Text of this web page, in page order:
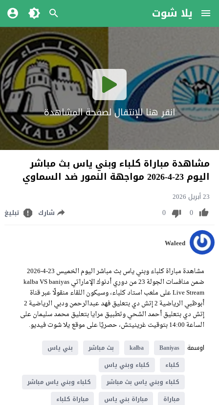
يلا شوت
انقر هنا للإنتقال لصفحة المشاهدة
مشاهدة مباراة كلباء وبني ياس بث مباشر
اليوم 23-4-2026 مواجهة النمور ضد السماوي
23 أبريل 2026
0
0 شارك تبليغ
Waleed
مشاهدة مباراة كلباء وبني ياس بث مباشر اليوم الخميس 23-4-2026
ضمن منافسات الجولة 23 من دوري أدنوك الإماراتي kalba VS baniyas
Live Stream على ملعب استاد كلباء، وسيكون اللقاء منقولًا عبر قناة
أبوظبي الرياضية 2 إتش دي بتعليق فهد عبدالرحمن ودبي الرياضية 2
إتش دي بتعليق أحمد الشحي وتطبيق مرايا بتعليق محمد سليمان على
الساعة 14:00 بتوقيت غرينيتش، حصريًا على موقع يلا شوت فيديو.
اوسمة
Baniyas
kalba بث مباشر
بني ياس
كلباء
كلباء وبني ياس
كلباء وبني ياس بث مباشر
كلباء وبني ياس مباشر
مباراة
مباراة بني ياس
مباراة كلباء